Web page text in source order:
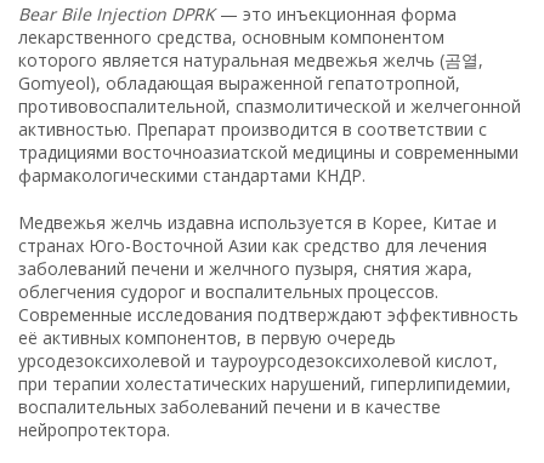
Bear Bile Injection DPRK— это инъекционная форма
лекарственного средства, основным компонентом
которого является натуральная медвежья желчь (곰열,
Gomyeol), обладающая выраженной гепатотропной,
противовоспалительной, спазмолитической и желчегонной
активностью. Препарат производится в соответствии с
традициями восточноазиатской медицины и современными
фармакологическими стандартами КНДР.
Медвежья желчь издавна используется в Корее, Китае и
странах Юго-Восточной Азии как средство для лечения
заболеваний печени и желчного пузыря, снятия жара,
облегчения судорог и воспалительных процессов.
Современные исследования подтверждают эффективность
её активных компонентов, в первую очередь
урсодезоксихолевой и тауроурсодезоксихолевой кислот,
при терапии холестатических нарушений, гиперлипидемии,
воспалительных заболеваний печени и в качестве
нейропротектора.